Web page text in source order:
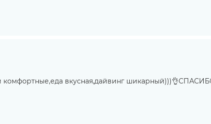
вкусная,дайвинг